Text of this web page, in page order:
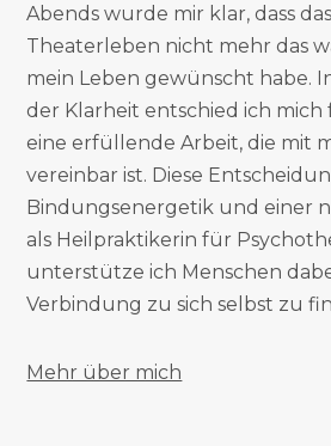
Abends wurde mir klar, dass
Theaterleben nicht mehr das
mein Leben gewünscht habe.
der Klarheit entschied ich
eine erfüllende Arbeit, die mit
vereinbar ist. Diese
Bindungsenergetik und einer
als Heilpraktikerin für
unterstütze ich Menschen
Verbindung zu sich selbst zu
Mehr über mich